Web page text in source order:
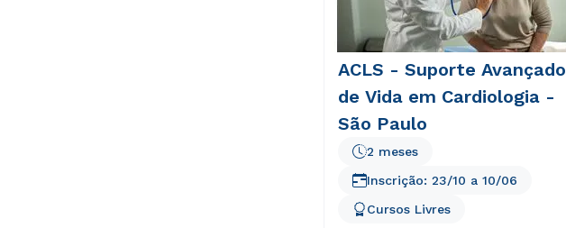
ACLS - Suporte Avançado
de Vida em Cardiologia -
São Paulo
2 meses
Cursos Livres
Inscrição: 23/10 a 10/06